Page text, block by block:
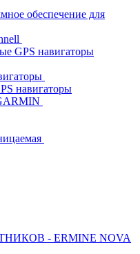
обеспечение для
GPS навигаторы
навигаторы
- ERMINE NOVA